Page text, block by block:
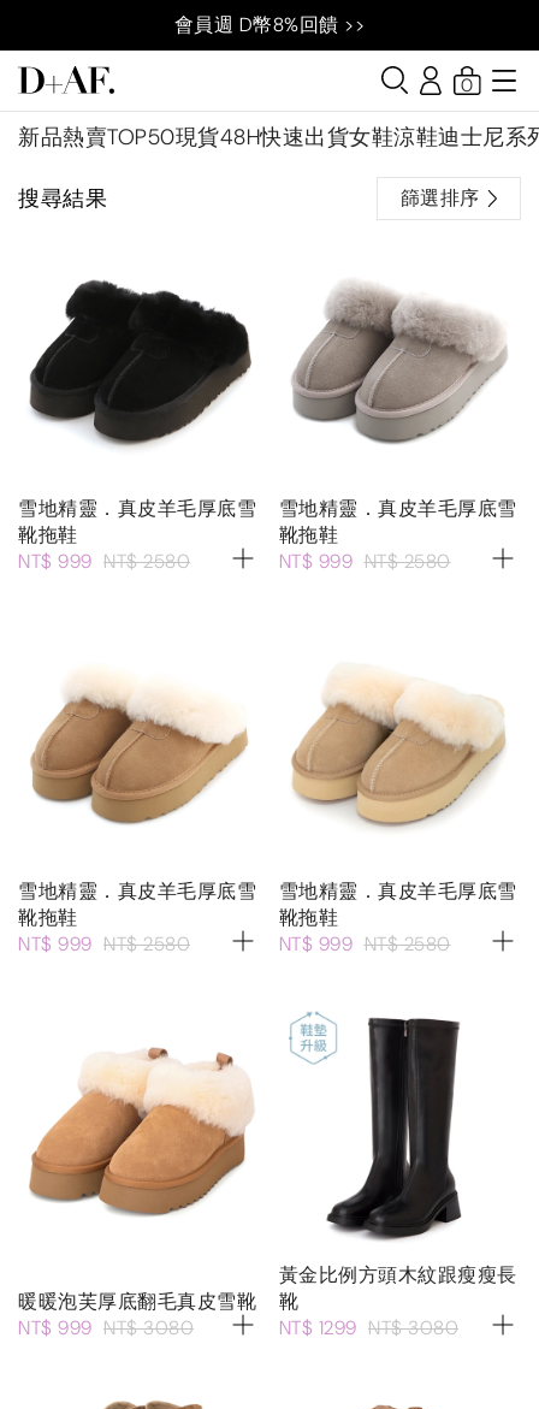
會員週 D幣8%回饋 >>
新品熱賣TOP50現貨48H快速出貨女鞋涼鞋迪士尼系
0
搜尋結果 篩選排序
雪地精靈．真皮羊毛厚底雪
靴拖鞋
NT$ 999 NT$ 2580
雪地精靈．真皮羊毛厚底雪
靴拖鞋
NT$ 999 NT$ 2580
雪地精靈．真皮羊毛厚底雪
靴拖鞋
NT$ 999 NT$ 2580
雪地精靈．真皮羊毛厚底雪
靴拖鞋
NT$ 999 NT$ 2580
暖暖泡芙厚底翻毛真皮雪靴
NT$ 999 NT$ 3080
黃金比例方頭木紋跟瘦瘦長
靴
NT$ 1299 NT$ 3080